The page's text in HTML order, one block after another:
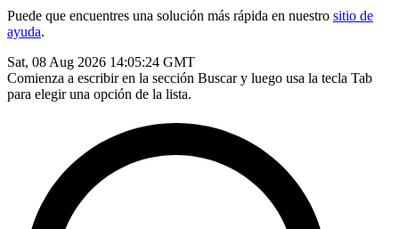
Puede que encuentres una solución más rápida en nuestro sitio de
ayuda.
Sat, 08 Aug 2026 14:05:24 GMT
Comienza a escribir en la sección Buscar y luego usa la tecla Tab
para elegir una opción de la lista.